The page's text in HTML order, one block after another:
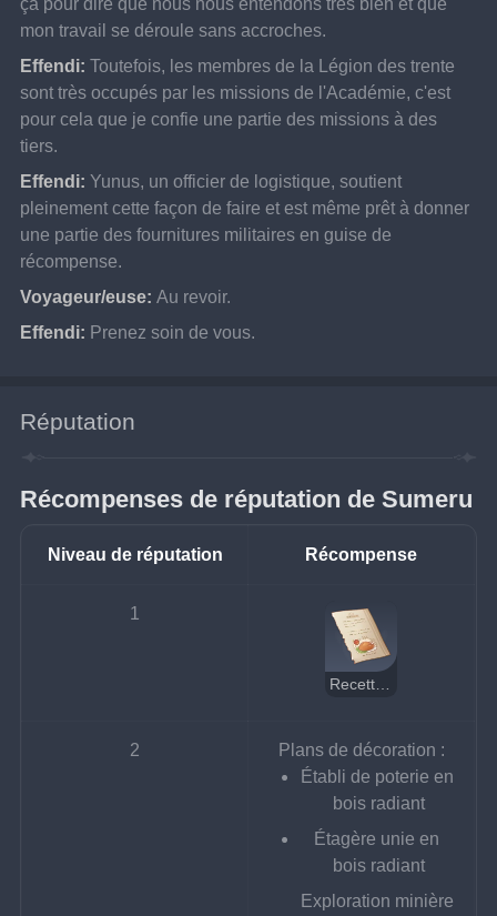
ça pour dire que nous nous entendons très bien et que
mon travail se déroule sans accroches.
Effendi: Toutefois, les membres de la Légion des trente
sont très occupés par les missions de l'Académie, c'est
pour cela que je confie une partie des missions à des
tiers.
Effendi: Yunus, un officier de logistique, soutient
pleinement cette façon de faire et est même prêt à donner
une partie des fournitures militaires en guise de
récompense.
Voyageur/euse: Au revoir.
Effendi: Prenez soin de vous.
Réputation
Récompenses de réputation de Sumeru
Niveau de réputation Récompense
1
Recette : Poulet au beurre
2
Plans de décoration :
Établi de poterie en
bois radiant
Étagère unie en
bois radiant
Exploration minière